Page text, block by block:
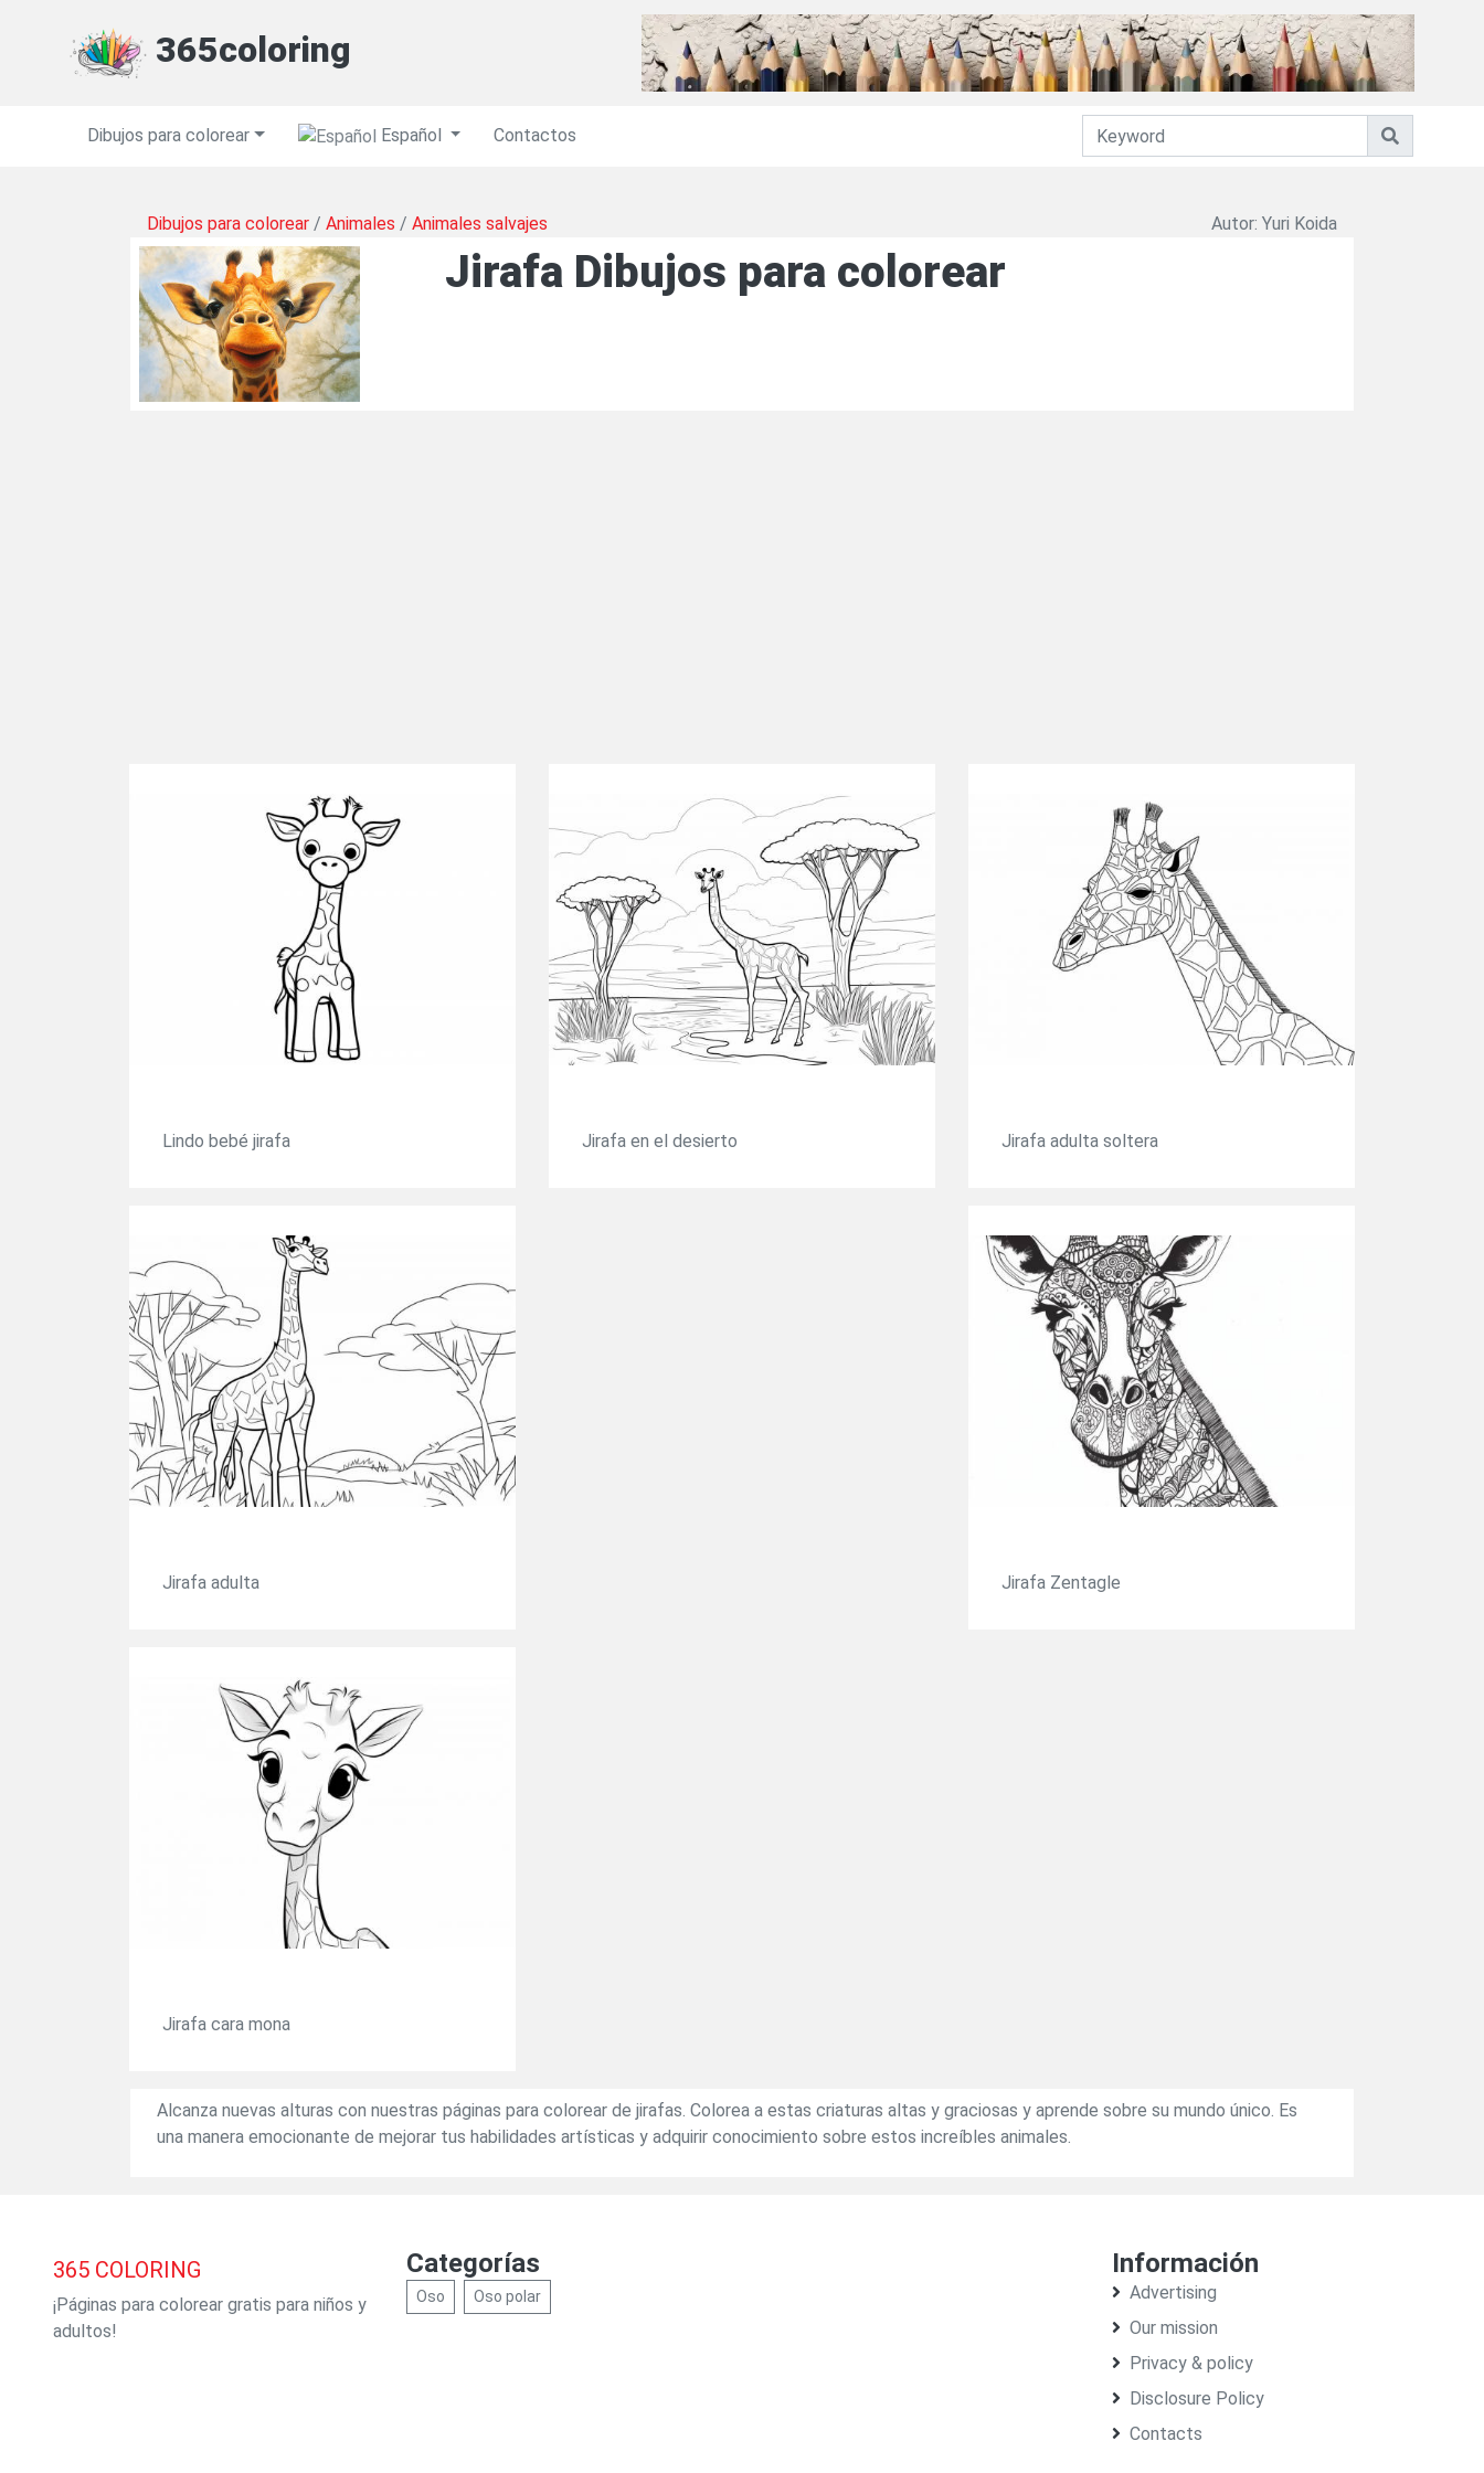
365coloring
Dibujos para colorear Español Contactos
Dibujos para colorear / Animales / Animales salvajes Autor: Yuri Koida
Jirafa Dibujos para colorear
Lindo bebé jirafa Jirafa en el desierto Jirafa adulta soltera
Jirafa adulta Jirafa Zentagle
Jirafa cara mona
Alcanza nuevas alturas con nuestras páginas para colorear de jirafas. Colorea a estas criaturas altas y graciosas y aprende sobre su mundo único. Es
una manera emocionante de mejorar tus habilidades artísticas y adquirir conocimiento sobre estos increíbles animales.
365 COLORING
¡Páginas para colorear gratis para niños y
adultos!
Categorías
Oso Oso polar
Información
Advertising
Our mission
Privacy & policy
Disclosure Policy
Contacts